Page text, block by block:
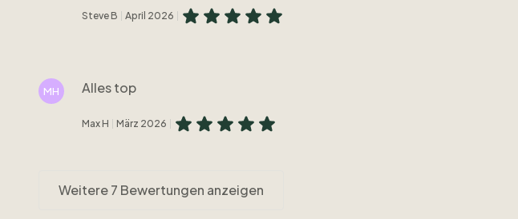
Steve B April 2026
MH Alles top
Max H März 2026
Weitere 7 Bewertungen anzeigen